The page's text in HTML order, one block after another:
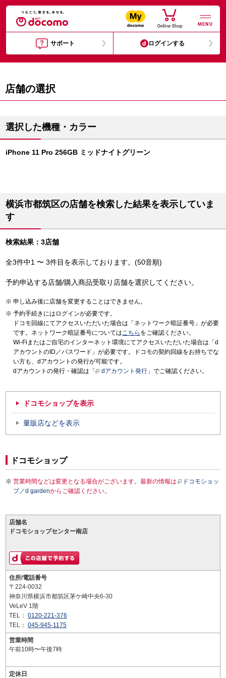
MENU
サポート ログインする
店舗の選択
選択した機種・カラー
iPhone 11 Pro 256GB ミッドナイトグリーン
横浜市都筑区の店舗を検索した結果を表示していま
す
検索結果：3店舗
全3件中1 〜 3件目を表示しております。(50音順)
予約申込する店舗/購入商品受取り店舗を選択してください。
申し込み後に店舗を変更することはできません。
予約手続きにはログインが必要です。
ドコモ回線にてアクセスいただいた場合は「ネットワーク暗証番号」が必要
です。ネットワーク暗証番号についてはこちら をご確認ください。
Wi-Fiまたはご自宅のインターネット環境にてアクセスいただいた場合は「d
アカウントのID／パスワード」が必要です。ドコモの契約回線をお持ちでな
い方も、dアカウントの発行が可能です。
dアカウントの発行・確認は「
dアカウント発行 」でご確認ください。
ドコモショップを表示
量販店などを表示
ドコモショップ
営業時間などは変更となる場合がございます。最新の情報は
ドコモショッ
プ／d gardenからご確認ください。
店舗名
ドコモショップセンター南店
住所/電話番号
〒224-0032
神奈川県横浜市都筑区茅ケ崎中央6-30
VeLeV 1階
TEL： 0120-221-376
TEL： 045-945-1175
営業時間
午前10時〜午後7時
定休日